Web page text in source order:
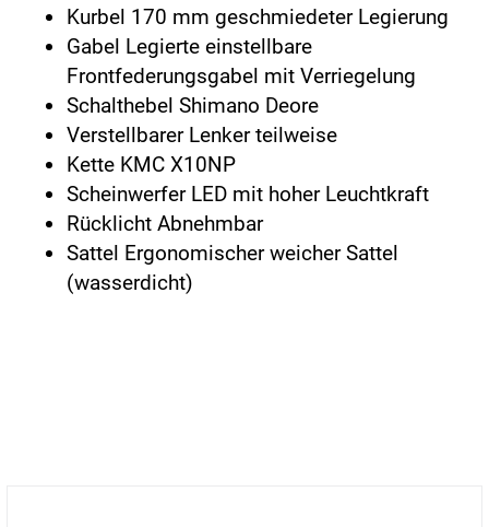
Kurbel 170 mm geschmiedeter Legierung
Gabel Legierte einstellbare
Frontfederungsgabel mit Verriegelung
Schalthebel Shimano Deore
Verstellbarer Lenker teilweise
Kette KMC X10NP
Scheinwerfer LED mit hoher Leuchtkraft
Rücklicht Abnehmbar
Sattel Ergonomischer weicher Sattel
(wasserdicht)